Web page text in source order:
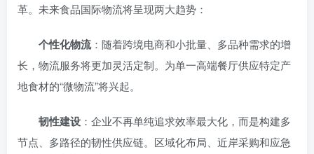
革。未来食品国际物流将呈现两大趋势：
个性化物流：随着跨境电商和小批量、多品种需求的增
长，物流服务将更加灵活定制。为单一高端餐厅供应特定产
地食材的“微物流”将兴起。
韧性建设 ：企业不再单纯追求效率最大化，而是构建多
节点、多路径的韧性供应链。区域化布局、近岸采购和应急